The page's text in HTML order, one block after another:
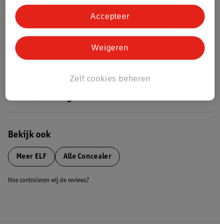
Nature Impact Score
Dit product heeft (nog) geen Nature
Impact Score.
Meer informatie
Bestel & Bezorginformatie
Bekijk ook
Meer ELF Alle Concealer
Hoe controleren wij de reviews?
Zelf cookies beheren
Weigeren
Accepteer